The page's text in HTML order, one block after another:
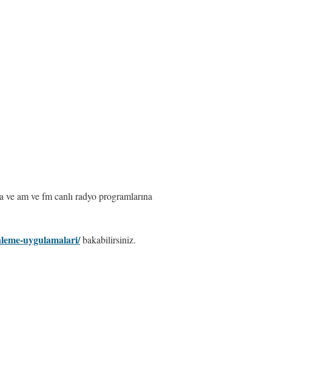
am ve fm canlı radyo programlarına
uygulamalari/bakabilirsiniz.